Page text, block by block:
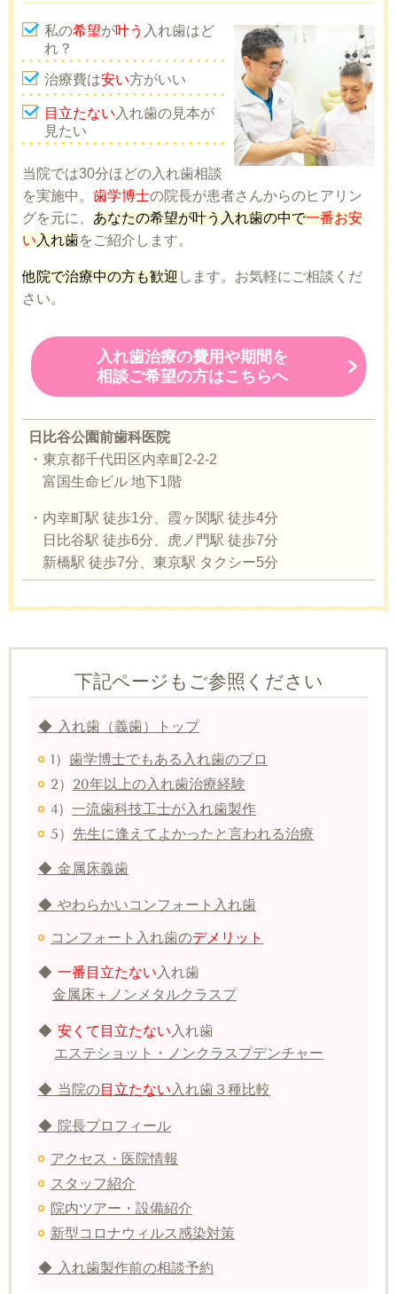
私の希望が叶う 入れ歯はど
れ？
治療費は安い方がいい
目立たない 入れ歯の見本が
見たい
当院では30分ほどの入れ歯相談
を実施中。 歯学博士の院長が患者さんからのヒアリン
グを元に、 あなたの希望が叶う入れ歯の中で一番お安
い 入れ歯をご紹介します。
他院で治療中の方も歓迎 します。お気軽にご相談くだ
さい。
入れ歯治療の費用や期間を
相談ご希望の方はこちらへ
日比谷公園前歯科医院
・東京都千代田区内幸町2-2-2
富国生命ビル 地下1階
・内幸町駅 徒歩1分、霞ヶ関駅 徒歩4分
日比谷駅 徒歩6分、虎ノ門駅 徒歩7分
新橋駅 徒歩7分、東京駅 タクシー5分
下記ページもご参照ください
◆ 入れ歯（義歯）トップ
1） 歯学博士でもある入れ歯のプロ
2） 20年以上の入れ歯治療経験
4） 一流歯科技工士が入れ歯製作
5） 先生に逢えてよかったと言われる治療
◆ 金属床義歯
◆ やわらかいコンフォート入れ歯
コンフォート入れ歯のデメリット
◆ 一番目立たない入れ歯
金属床＋ノンメタルクラスプ
◆ 安くて目立たない入れ歯
エステショット・ノンクラスプデンチャー
◆ 当院の目立たない入れ歯３種比較
◆ 院長プロフィール
アクセス・医院情報
スタッフ紹介
院内ツアー・設備紹介
新型コロナウィルス感染対策
◆ 入れ歯製作前の相談予約